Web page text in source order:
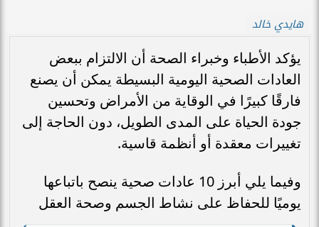
هايدي خالد
يؤكد الأطباء وخبراء الصحة أن الالتزام ببعض
العادات الصحية اليومية البسيطة يمكن أن يصنع
فارقًا كبيرًا في الوقاية من الأمراض وتحسين
جودة الحياة على المدى الطويل، دون الحاجة إلى
تغييرات معقدة أو أنظمة قاسية.
وفيما يلي أبرز 10 عادات صحية ينصح باتباعها
يوميًا للحفاظ على نشاط الجسم وصحة العقل